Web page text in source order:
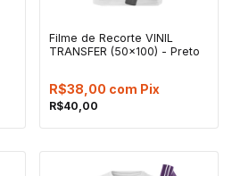
Filme de Recorte VINIL
TRANSFER (50x100) - Preto
R$40,00
R$38,00 com Pix